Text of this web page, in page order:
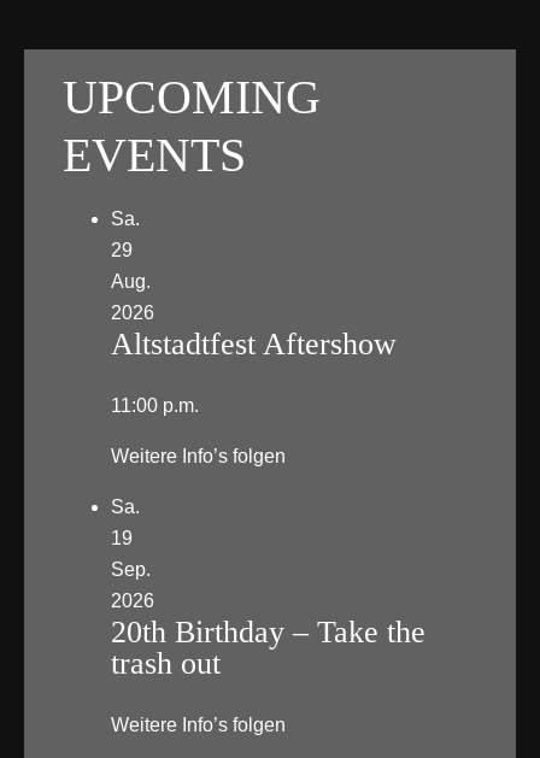
UPCOMING
EVENTS
Sa.
29
Aug.
2026
Altstadtfest Aftershow
11:00 p.m.
Weitere Info’s folgen
Sa.
19
Sep.
2026
20th Birthday – Take the
trash out
Weitere Info’s folgen